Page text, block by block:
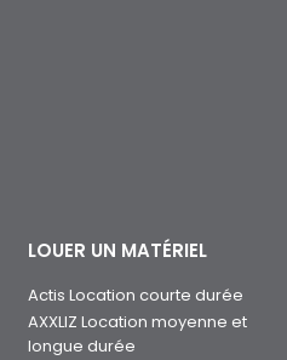
LOUER UN MATÉRIEL
Actis Location courte durée
AXXLIZ Location moyenne et
longue durée